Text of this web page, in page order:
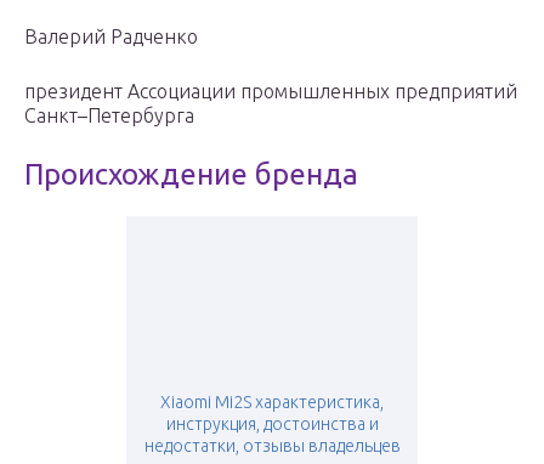
Валерий Радченко
президент Ассоциации промышленных предприятий
Санкт–Петербурга
Происхождение бренда
Xiaomi Mi2S характеристика,
инструкция, достоинства и
недостатки, отзывы владельцев